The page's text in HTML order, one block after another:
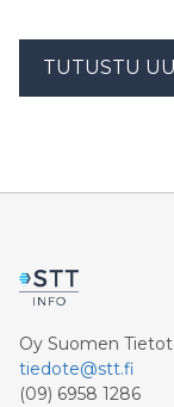
TUTUSTU
Oy Suomen
tiedote@stt.fi
(09) 6958 1286